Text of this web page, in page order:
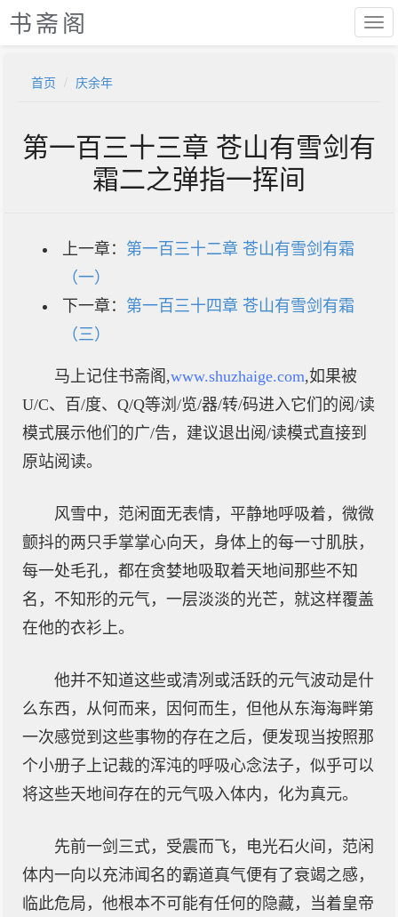
书斋阁
首页 庆余年
第一百三十三章 苍山有雪剑有
霜二之弹指一挥间
上一章： 第一百三十二章 苍山有雪剑有霜
（一）
下一章： 第一百三十四章 苍山有雪剑有霜
（三）
马上记住书斋阁,www.shuzhaige.com,如果被
U/C、百/度、Q/Q等浏/览/器/转/码进入它们的阅/读
模式展示他们的广/告，建议退出阅/读模式直接到
原站阅读。
风雪中，范闲面无表情，平静地呼吸着，微微
颤抖的两只手掌掌心向天，身体上的每一寸肌肤，
每一处毛孔，都在贪婪地吸取着天地间那些不知
名，不知形的元气，一层淡淡的光芒，就这样覆盖
在他的衣衫上。
他并不知道这些或清冽或活跃的元气波动是什
么东西，从何而来，因何而生，但他从东海海畔第
一次感觉到这些事物的存在之后，便发现当按照那
个小册子上记裁的浑沌的呼吸心念法子，似乎可以
将这些天地间存在的元气吸入体内，化为真元。
先前一剑三式，受震而飞，电光石火间，范闲
体内一向以充沛闻名的霸道真气便有了衰竭之感，
临此危局，他根本不可能有任何的隐藏，当着皇帝